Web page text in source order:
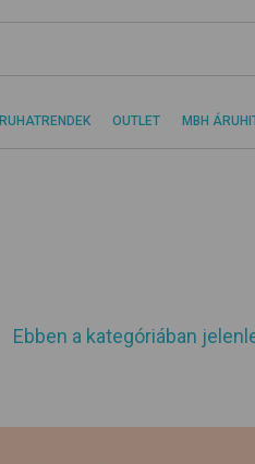
RUHATRENDEK OUTLET MBH
Ebben a kategóriában